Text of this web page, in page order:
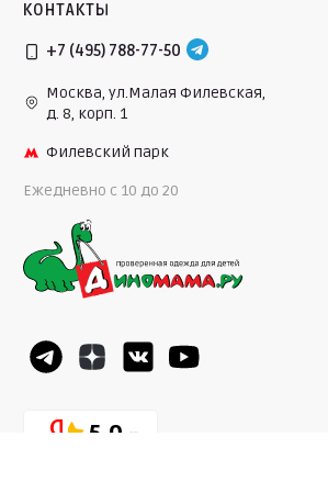
КОНТАКТЫ
+7 (495) 788-77-50
Москва, ул.Малая Филевская,
д. 8, корп. 1
Филевский парк
Ежедневно c 10 до 20
5,0